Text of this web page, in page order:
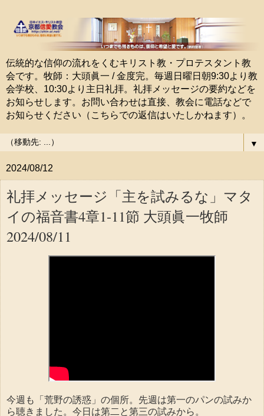
伝統的な信仰の流れをくむキリスト教・プロテスタント教
会です。牧師：大頭眞一 / 金度完。毎週日曜日朝9:30より教
会学校、10:30より主日礼拝。礼拝メッセージの要約などを
お知らせします。お問い合わせは直接、教会に電話などで
お知らせください（こちらでの返信はいたしかねます）。
▼
2024/08/12
礼拝メッセージ「主を試みるな」マタ
イの福音書4章1-11節 大頭眞一牧師
2024/08/11
今週も「荒野の誘惑」の個所。先週は第一のパンの試みか
ら聴きました。今日は第二と第三の試みから。